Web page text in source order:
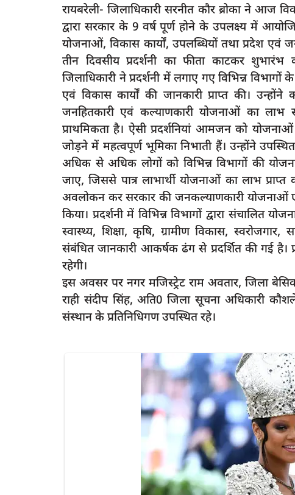
रायबरेली- जिलाधिकारी सरनीत कौर ब्रोका ने आज
द्वारा सरकार के 9 वर्ष पूर्ण होने के उपलक्ष्य में
योजनाओं, विकास कार्यों, उपलब्धियों तथा प्रदेश एवं
तीन दिवसीय प्रदर्शनी का फीता काटकर
जिलाधिकारी ने प्रदर्शनी में लगाए गए विभिन्न विभागों
एवं विकास कार्यों की जानकारी प्राप्त की।
जनहितकारी एवं कल्याणकारी योजनाओं का
प्राथमिकता है। ऐसी प्रदर्शनियां आमजन को
जोड़ने में महत्वपूर्ण भूमिका निभाती हैं। उन्होंने
अधिक से अधिक लोगों को विभिन्न विभागों की
जाए, जिससे पात्र लाभार्थी योजनाओं का लाभ
अवलोकन कर सरकार की जनकल्याणकारी योजनाओं
किया। प्रदर्शनी में विभिन्न विभागों द्वारा
स्वास्थ्य, शिक्षा, कृषि, ग्रामीण विकास,
संबंधित जानकारी आकर्षक ढंग से प्रदर्शित की गई
रहेगी।
इस अवसर पर नगर मजिस्ट्रेट राम अवतार, जिला
राही संदीप सिंह, अति0 जिला सूचना अधिकारी
संस्थान के प्रतिनिधिगण उपस्थित रहे।
वर्चुअली सीएम
रायबरेली-अज्ञात वाहन की टक्कर से दोपहिया